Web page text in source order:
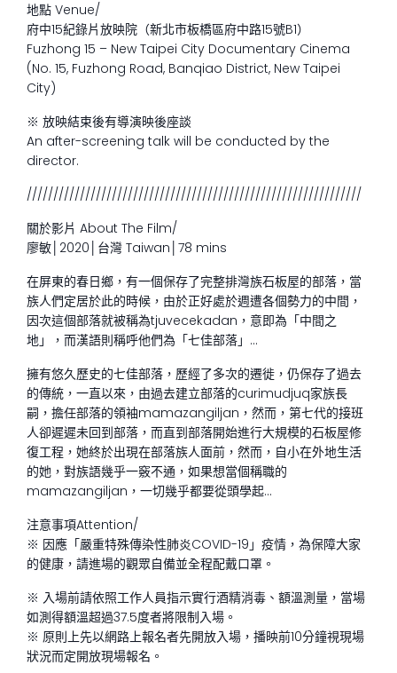
地點 Venue/
府中15紀錄片放映院（新北市板橋區府中路15號B1）
Fuzhong 15 – New Taipei City Documentary Cinema
(No. 15, Fuzhong Road, Banqiao District, New Taipei
City)
※ 放映結束後有導演映後座談
An after-screening talk will be conducted by the
director.
///////////////////////////////////////////////////////////////
關於影片 About The Film/
廖敏│2020│台灣 Taiwan│78 mins
在屏東的春日鄉，有一個保存了完整排灣族石板屋的部落，當
族人們定居於此的時候，由於正好處於週遭各個勢力的中間，
因次這個部落就被稱為tjuvecekadan，意即為「中間之
地」，而漢語則稱呼他們為「七佳部落」…
擁有悠久歷史的七佳部落，歷經了多次的遷徙，仍保存了過去
的傳統，一直以來，由過去建立部落的curimudjuq家族長
嗣，擔任部落的領袖mamazangiljan，然而，第七代的接班
人卻遲遲未回到部落，而直到部落開始進行大規模的石板屋修
復工程，她終於出現在部落族人面前，然而，自小在外地生活
的她，對族語幾乎一竅不通，如果想當個稱職的
mamazangiljan，一切幾乎都要從頭學起…
注意事項Attention/
※ 因應「嚴重特殊傳染性肺炎COVID-19」疫情，為保障大家
的健康，請進場的觀眾自備並全程配戴口罩。
※ 入場前請依照工作人員指示實行酒精消毒、額溫測量，當場
如測得額溫超過37.5度者將限制入場。
※ 原則上先以網路上報名者先開放入場，播映前10分鐘視現場
狀況而定開放現場報名。